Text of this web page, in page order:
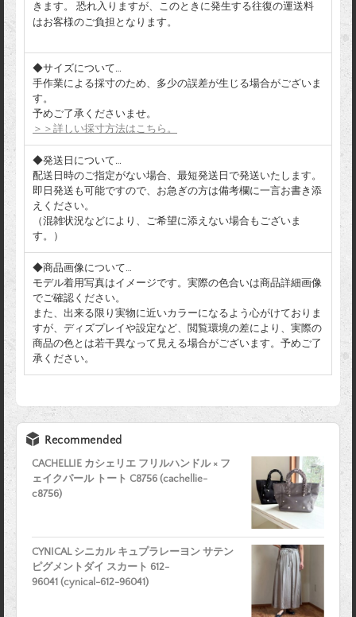
きます。 恐れ入りますが、このときに発生する往復の運送料
はお客様のご負担となります。
◆サイズについて…
手作業による採寸のため、多少の誤差が生じる場合がございま
す。
予めご了承くださいませ。
＞＞詳しい採寸方法はこちら。
◆発送日について…
配送日時のご指定がない場合、最短発送日で発送いたします。
即日発送も可能ですので、お急ぎの方は備考欄に一言お書き添
えください。
（混雑状況などにより、ご希望に添えない場合もございま
す。）
◆商品画像について…
モデル着用写真はイメージです。実際の色合いは商品詳細画像
でご確認ください。
また、出来る限り実物に近いカラーになるよう心がけておりま
すが、ディズプレイや設定など、閲覧環境の差により、実際の
商品の色とは若干異なって見える場合がございます。予めご了
承ください。
Recommended
CACHELLIE カシェリエ フリルハンドル × フ
ェイクパール トート C8756 (cachellie-
c8756)
CYNICAL シニカル キュプラレーヨン サテン
ピグメントダイ スカート 612-
96041 (cynical-612-96041)